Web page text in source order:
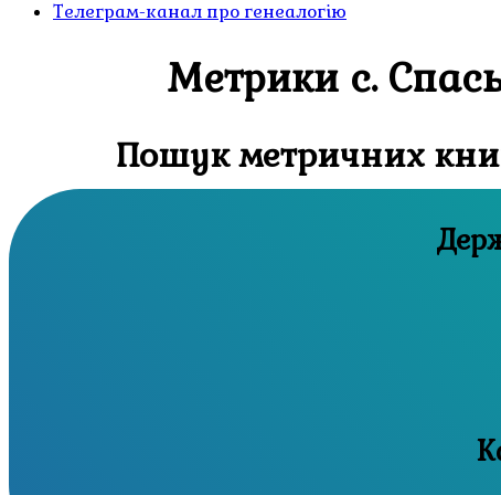
Телеграм-канал про генеалогію
Метрики с.
Пошук метричних